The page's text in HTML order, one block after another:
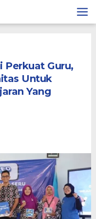
Perkuat Guru,
Untuk
Yang